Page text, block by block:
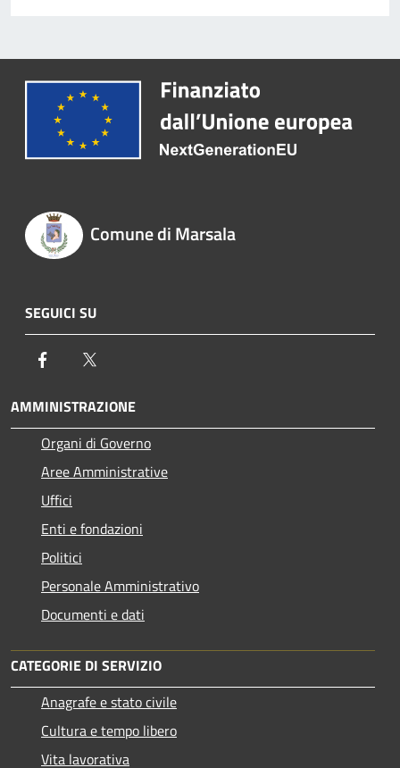
Comune di Marsala
SEGUICI SU
Facebook
AMMINISTRAZIONE
Organi di Governo
Aree Amministrative
Uffici
Enti e fondazioni
Politici
Personale Amministrativo
Documenti e dati
CATEGORIE DI SERVIZIO
Anagrafe e stato civile
Cultura e tempo libero
Vita lavorativa